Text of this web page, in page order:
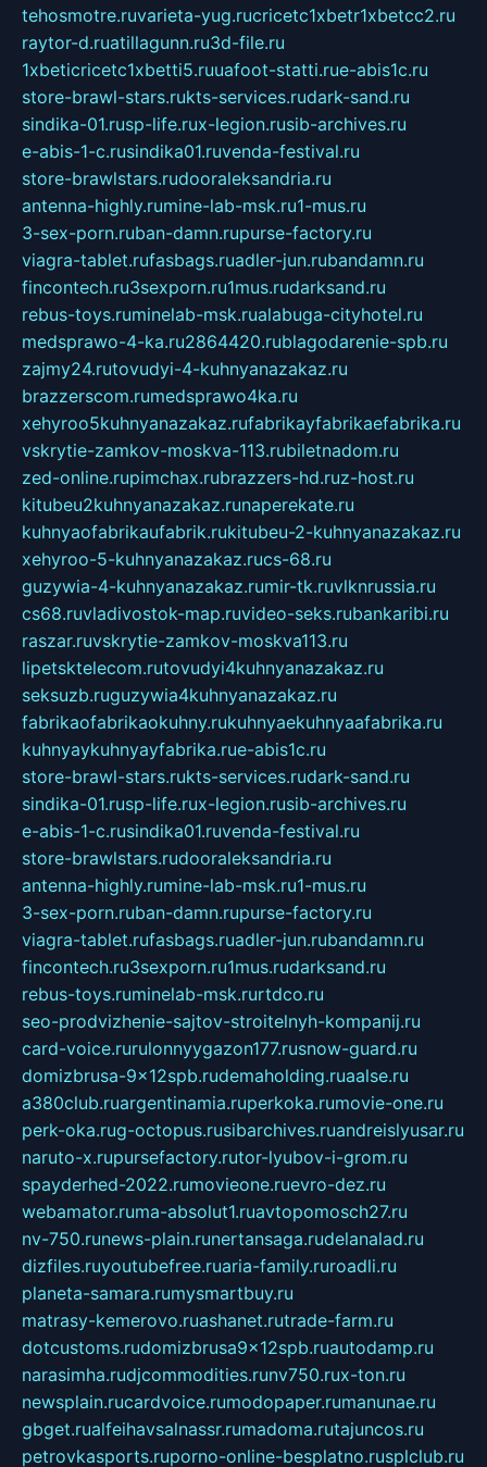
tehosmotre.ruvarieta-yug.rucricetc1xbetr1xbetcc2.ru
raytor-d.ruatillagunn.ru3d-file.ru
1xbeticricetc1xbetti5.ruuafoot-statti.rue-abis1c.ru
store-brawl-stars.rukts-services.rudark-sand.ru
sindika-01.rusp-life.rux-legion.rusib-archives.ru
e-abis-1-c.rusindika01.ruvenda-festival.ru
store-brawlstars.rudooraleksandria.ru
antenna-highly.rumine-lab-msk.ru1-mus.ru
3-sex-porn.ruban-damn.rupurse-factory.ru
viagra-tablet.rufasbags.ruadler-jun.rubandamn.ru
fincontech.ru3sexporn.ru1mus.rudarksand.ru
rebus-toys.ruminelab-msk.rualabuga-cityhotel.ru
medsprawo-4-ka.ru2864420.rublagodarenie-spb.ru
zajmy24.rutovudyi-4-kuhnyanazakaz.ru
brazzerscom.rumedsprawo4ka.ru
xehyroo5kuhnyanazakaz.rufabrikayfabrikaefabrika.ru
vskrytie-zamkov-moskva-113.rubiletnadom.ru
zed-online.rupimchax.rubrazzers-hd.ruz-host.ru
kitubeu2kuhnyanazakaz.runaperekate.ru
kuhnyaofabrikaufabrik.rukitubeu-2-kuhnyanazakaz.ru
xehyroo-5-kuhnyanazakaz.rucs-68.ru
guzywia-4-kuhnyanazakaz.rumir-tk.ruvlknrussia.ru
cs68.ruvladivostok-map.ruvideo-seks.rubankaribi.ru
raszar.ruvskrytie-zamkov-moskva113.ru
lipetsktelecom.rutovudyi4kuhnyanazakaz.ru
seksuzb.ruguzywia4kuhnyanazakaz.ru
fabrikaofabrikaokuhny.rukuhnyaekuhnyaafabrika.ru
kuhnyaykuhnyayfabrika.rue-abis1c.ru
store-brawl-stars.rukts-services.rudark-sand.ru
sindika-01.rusp-life.rux-legion.rusib-archives.ru
e-abis-1-c.rusindika01.ruvenda-festival.ru
store-brawlstars.rudooraleksandria.ru
antenna-highly.rumine-lab-msk.ru1-mus.ru
3-sex-porn.ruban-damn.rupurse-factory.ru
viagra-tablet.rufasbags.ruadler-jun.rubandamn.ru
fincontech.ru3sexporn.ru1mus.rudarksand.ru
rebus-toys.ruminelab-msk.rurtdco.ru
seo-prodvizhenie-sajtov-stroitelnyh-kompanij.ru
card-voice.rurulonnyygazon177.rusnow-guard.ru
domizbrusa-9x12spb.rudemaholding.ruaalse.ru
a380club.ruargentinamia.ruperkoka.rumovie-one.ru
perk-oka.rug-octopus.rusibarchives.ruandreislyusar.ru
naruto-x.rupursefactory.rutor-lyubov-i-grom.ru
spayderhed-2022.rumovieone.ruevro-dez.ru
webamator.ruma-absolut1.ruavtopomosch27.ru
nv-750.runews-plain.runertansaga.rudelanalad.ru
dizfiles.ruyoutubefree.ruaria-family.ruroadli.ru
planeta-samara.rumysmartbuy.ru
matrasy-kemerovo.ruashanet.rutrade-farm.ru
dotcustoms.rudomizbrusa9x12spb.ruautodamp.ru
narasimha.rudjcommodities.runv750.rux-ton.ru
newsplain.rucardvoice.rumodopaper.rumanunae.ru
gbget.rualfeihavsalnassr.rumadoma.rutajuncos.ru
petrovkasports.ruporno-online-besplatno.rusplclub.ru